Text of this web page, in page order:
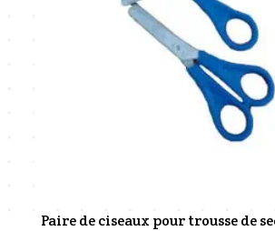
Paire de ciseaux pour trousse de